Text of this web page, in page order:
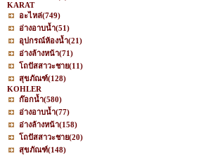
KARAT
อะไหล่(749)
อ่างอาบน้ำ(51)
อุปกรณ์ห้องน้ำ(21)
อ่างล้างหน้า(71)
โถปัสสาวะชาย(11)
สุขภัณฑ์(128)
KOHLER
ก๊อกน้ำ(580)
อ่างอาบน้ำ(77)
อ่างล้างหน้า(158)
โถปัสสาวะชาย(20)
สุขภัณฑ์(148)